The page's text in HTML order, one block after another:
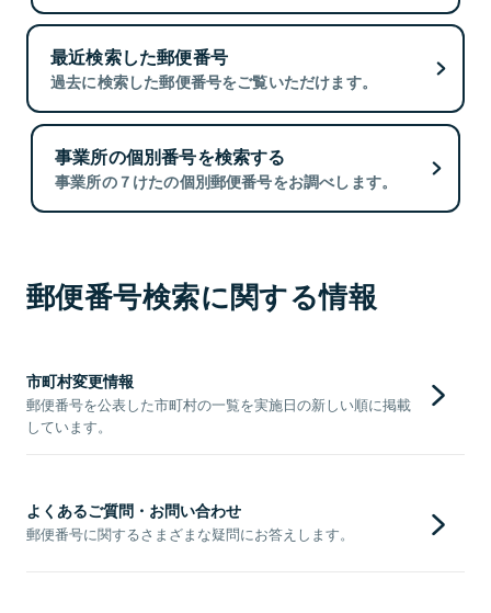
最近検索した郵便番号
過去に検索した郵便番号をご覧いただけます。
事業所の個別番号を検索する
事業所の７けたの個別郵便番号をお調べします。
郵便番号検索に関する情報
市町村変更情報
郵便番号を公表した市町村の一覧を実施日の新しい順に掲載
しています。
よくあるご質問・お問い合わせ
郵便番号に関するさまざまな疑問にお答えします。